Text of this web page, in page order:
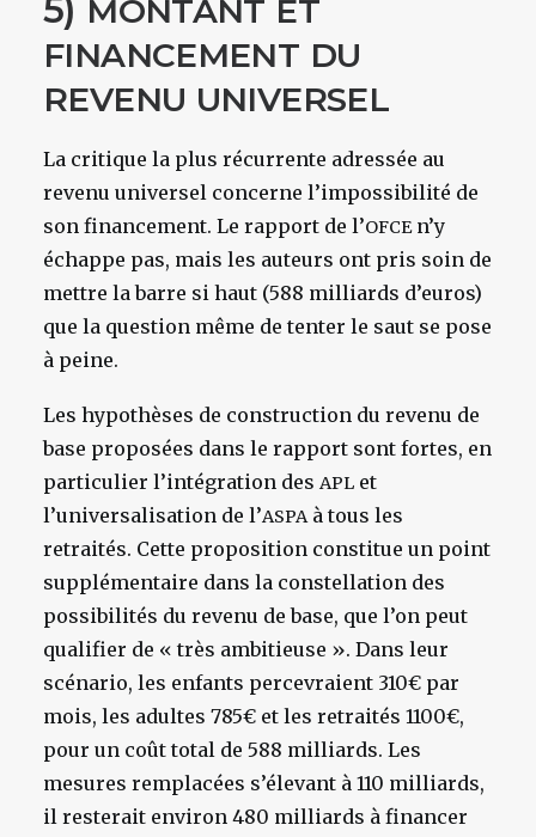
5) MONTANT ET
FINANCEMENT DU
REVENU UNIVERSEL
La critique la plus récurrente adressée au
revenu universel concerne l’impossibilité de
son financement. Le rapport de l’OFCEn’y
échappe pas, mais les auteurs ont pris soin de
mettre la barre si haut (588 milliards d’euros)
que la question même de tenter le saut se pose
à peine.
Les hypothèses de construction du revenu de
base proposées dans le rapport sont fortes, en
particulier l’intégration des APL et
l’universalisation de l’ASPAà tous les
retraités. Cette proposition constitue un point
supplémentaire dans la constellation des
possibilités du revenu de base, que l’on peut
qualifier de « très ambitieuse ». Dans leur
scénario, les enfants percevraient 310€ par
mois, les adultes 785€ et les retraités 1100€,
pour un coût total de 588 milliards. Les
mesures remplacées s’élevant à 110 milliards,
il resterait environ 480 milliards à financer